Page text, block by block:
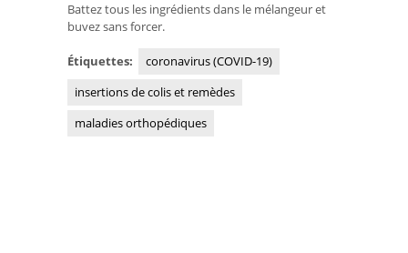
Battez tous les ingrédients dans le mélangeur et
buvez sans forcer.
Étiquettes:
coronavirus (COVID-19)
insertions de colis et remèdes
maladies orthopédiques